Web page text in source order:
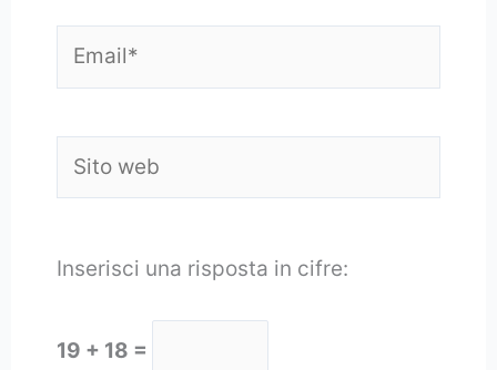
web
Inserisci una risposta in cifre:
19 + 18 =